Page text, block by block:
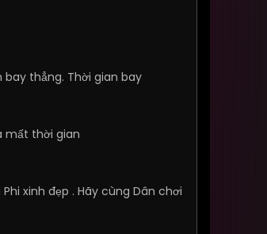
bay thẳng. Thời gian bay
mất thời gian
xinh đẹp . Hãy cùng Dân chơi